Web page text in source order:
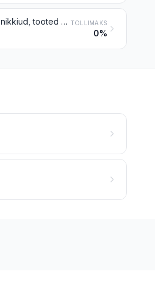
Mujal nimetamata tooted kivist ja muudest mineraalainetest (k.a süsinikkiud, tooted süsinikkiududest ja tooted turbast), mujal nimetamata TOLLIMAKS
0%